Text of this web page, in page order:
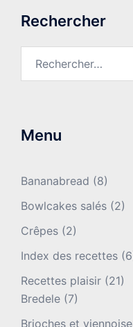
Rechercher
Menu
Bananabread (8)
Bowlcakes salés (2)
Crêpes (2)
Index des recettes
Recettes plaisir (21)
Bredele (7)
Brioches et